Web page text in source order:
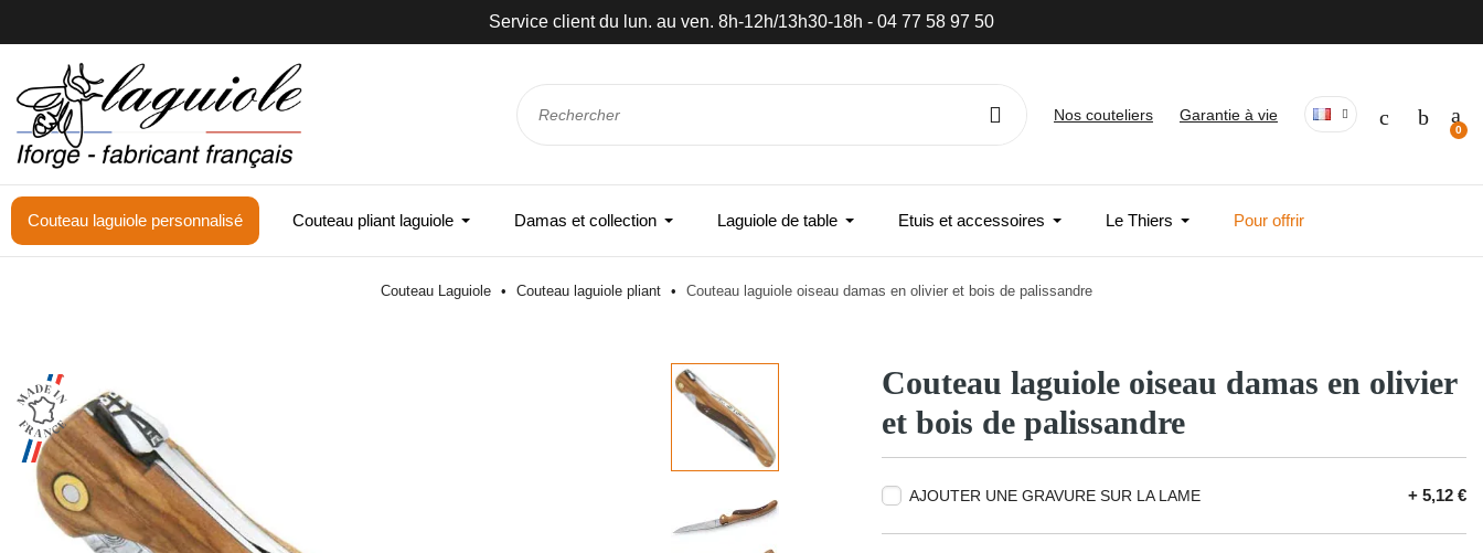
Service client du lun. au ven. 8h-12h/13h30-18h - 04 77 58 97 50
Nos couteliers Garantie à vie
Couteau laguiole personnalisé Couteau pliant laguiole Damas et collection Laguiole de table Etuis et accessoires Le Thiers Pour offrir
Couteau Laguiole Couteau laguiole pliant Couteau laguiole oiseau damas en olivier et bois de palissandre
Couteau laguiole oiseau damas en olivier
et bois de palissandre
AJOUTER UNE GRAVURE SUR LA LAME + 5,12 €